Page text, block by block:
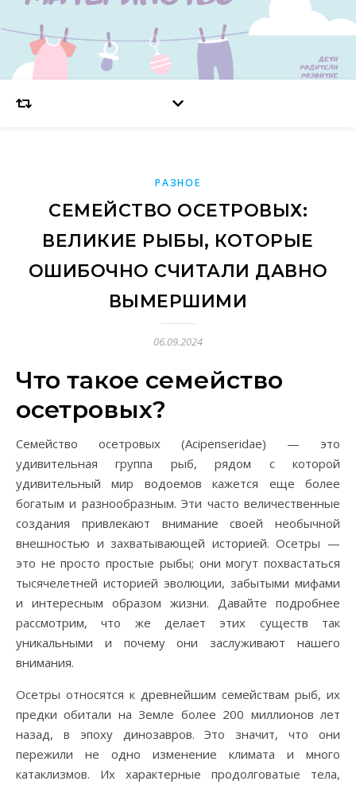
РАЗНОЕ
СЕМЕЙСТВО ОСЕТРОВЫХ:
ВЕЛИКИЕ РЫБЫ, КОТОРЫЕ
ОШИБОЧНО СЧИТАЛИ ДАВНО
ВЫМЕРШИМИ
06.09.2024
Что такое семейство
осетровых?
Семейство осетровых (Acipenseridae) — это
удивительная группа рыб, рядом с которой
удивительный мир водоемов кажется еще более
богатым и разнообразным. Эти часто величественные
создания привлекают внимание своей необычной
внешностью и захватывающей историей. Осетры —
это не просто простые рыбы; они могут похвастаться
тысячелетней историей эволюции, забытыми мифами
и интересным образом жизни. Давайте подробнее
рассмотрим, что же делает этих существ так
уникальными и почему они заслуживают нашего
внимания.
Осетры относятся к древнейшим семействам рыб, их
предки обитали на Земле более 200 миллионов лет
назад, в эпоху динозавров. Это значит, что они
пережили не одно изменение климата и много
катаклизмов. Их характерные продолговатые тела,